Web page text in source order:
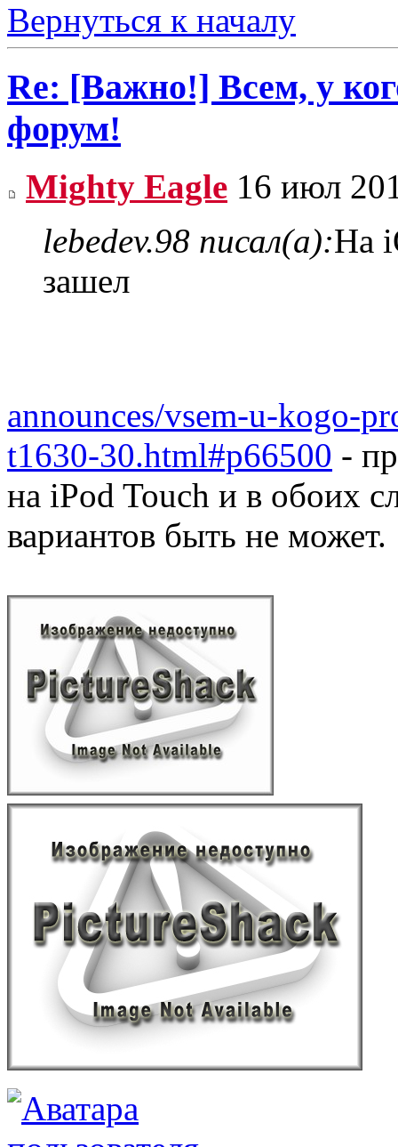
Вернуться к началу
Re: [Важно!] Всем, у
форум!
Mighty Eagle 16 июл
lebedev.98 писал(а):На
зашел
announces/vsem-u-kogo-
t1630-30.html#p66500 -
на iPod Touch и в обоих
вариантов быть не может.